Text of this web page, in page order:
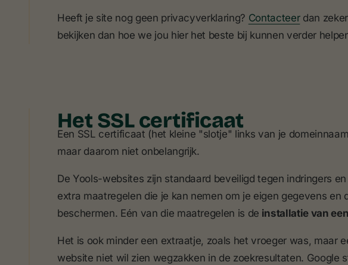
Heeft je site nog geen privacyverklaring? Contacteerdan
bekijken dan hoe we jou hier het beste bij kunnen verder
Het SSL certificaat
Een SSL certificaat (het kleine "slotje" links van je
maar daarom niet onbelangrijk.
De Yools-websites zijn standaard beveiligd tegen indringers
extra maatregelen die je kan nemen om je eigen gegevens en
beschermen. Eén van die maatregelen is de installatie van
Het is ook minder een extraatje, zoals het vroeger was, maar
website niet wil zien wegzakken in de zoekresultaten. Google